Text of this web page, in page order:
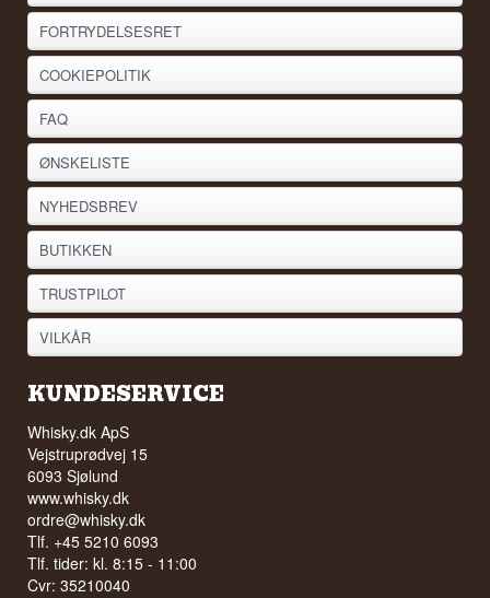
FORTRYDELSESRET
COOKIEPOLITIK
FAQ
ØNSKELISTE
NYHEDSBREV
BUTIKKEN
TRUSTPILOT
VILKÅR
KUNDESERVICE
Whisky.dk ApS
Vejstruprødvej 15
6093 Sjølund
www.whisky.dk
ordre@whisky.dk
Tlf. +45 5210 6093
Tlf. tider: kl. 8:15 - 11:00
Cvr: 35210040